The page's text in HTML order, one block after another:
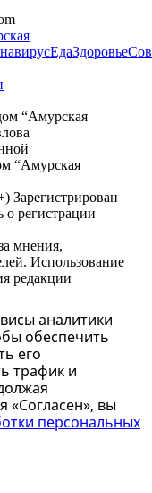
ЕдаЗдоровье
“Амурская
“Амурская
Зарегистрирован
о регистрации
мнения,
Использование
редакции
аналитики
обеспечить
его
трафик и
«Согласен», вы
персональных